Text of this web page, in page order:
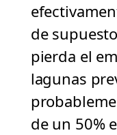
de
pierda el
lagunas
de un 50%